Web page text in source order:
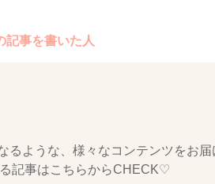
記事を書いた人
るような、様々なコンテンツをお届
記事はこちらからCHECK♡